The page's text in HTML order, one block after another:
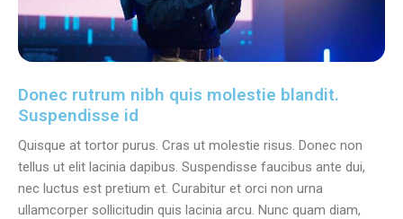
Donec rutrum nibh quis molestie blandit.
Suspendisse id
Quisque at tortor purus. Cras ut molestie risus. Donec non
tellus ut elit lacinia dapibus. Suspendisse faucibus ante dui,
nec luctus est pretium et. Curabitur et orci non urna
ullamcorper sollicitudin quis lacinia arcu. Nunc quam diam,